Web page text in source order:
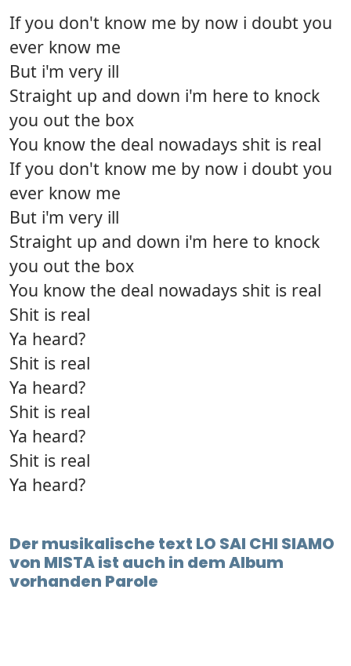
If you don't know me by now i doubt you
ever know me
But i'm very ill
Straight up and down i'm here to knock
you out the box
You know the deal nowadays shit is real
If you don't know me by now i doubt you
ever know me
But i'm very ill
Straight up and down i'm here to knock
you out the box
You know the deal nowadays shit is real
Shit is real
Ya heard?
Shit is real
Ya heard?
Shit is real
Ya heard?
Shit is real
Ya heard?
Der musikalische text LO SAI CHI SIAMO
von MISTA ist auch in dem Album
vorhanden Parole